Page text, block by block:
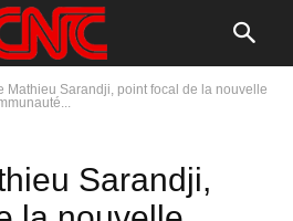
Mathieu Sarandji, point focal de la nouvelle
Sarandji,